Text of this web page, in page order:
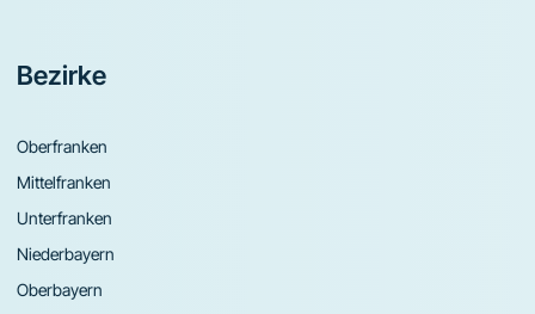
Bezirke
Oberfranken
Mittelfranken
Unterfranken
Niederbayern
Oberbayern